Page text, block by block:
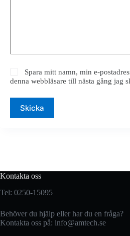
Spara mitt namn, min e-
denna webbläsare till nästa gång jag
Skicka
Kontakta oss
Tel: 0250-15095
Behöver du hjälp eller har du en fråga?
Kontakta oss på: info@amtech.se